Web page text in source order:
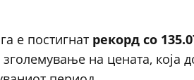
е постигнат рекорд со
на цената, која